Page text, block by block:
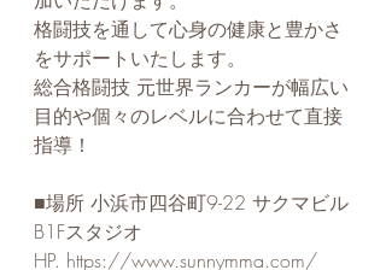
格闘技を通して心身の健康と豊かさ
をサポートいたします。 ⁡
総合格闘技 元世界ランカーが幅広い
目的や個々のレベルに合わせて直接
指導！ ⁡
■場所 小浜市四谷町9-22 サクマビル
B1Fスタジオ ⁡
HP. https://www.sunnymma.com/